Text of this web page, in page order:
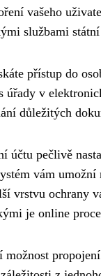
vašeho
službami
přístup do
v
důležitých
účtu pečlivě
vám
vrstvu ochrany
je online
možnost